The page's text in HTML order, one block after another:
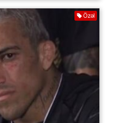
Özəl